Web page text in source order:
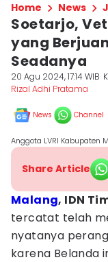
Home News
Soetarjo,
yang
Seadanya
20 Agu 2024, 17:14 WIB
Rizal Adhi Pratama
News Channel
Anggota LVRI Kabupaten
Share Article
Malang, IDN
tercatat telah
nyatanya
karena Belanda